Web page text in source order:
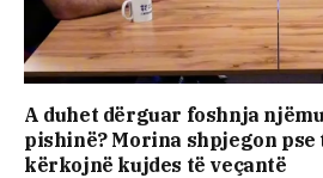
A duhet dërguar foshnja
pishinë? Morina shpjegon
kërkojnë kujdes të veçantë